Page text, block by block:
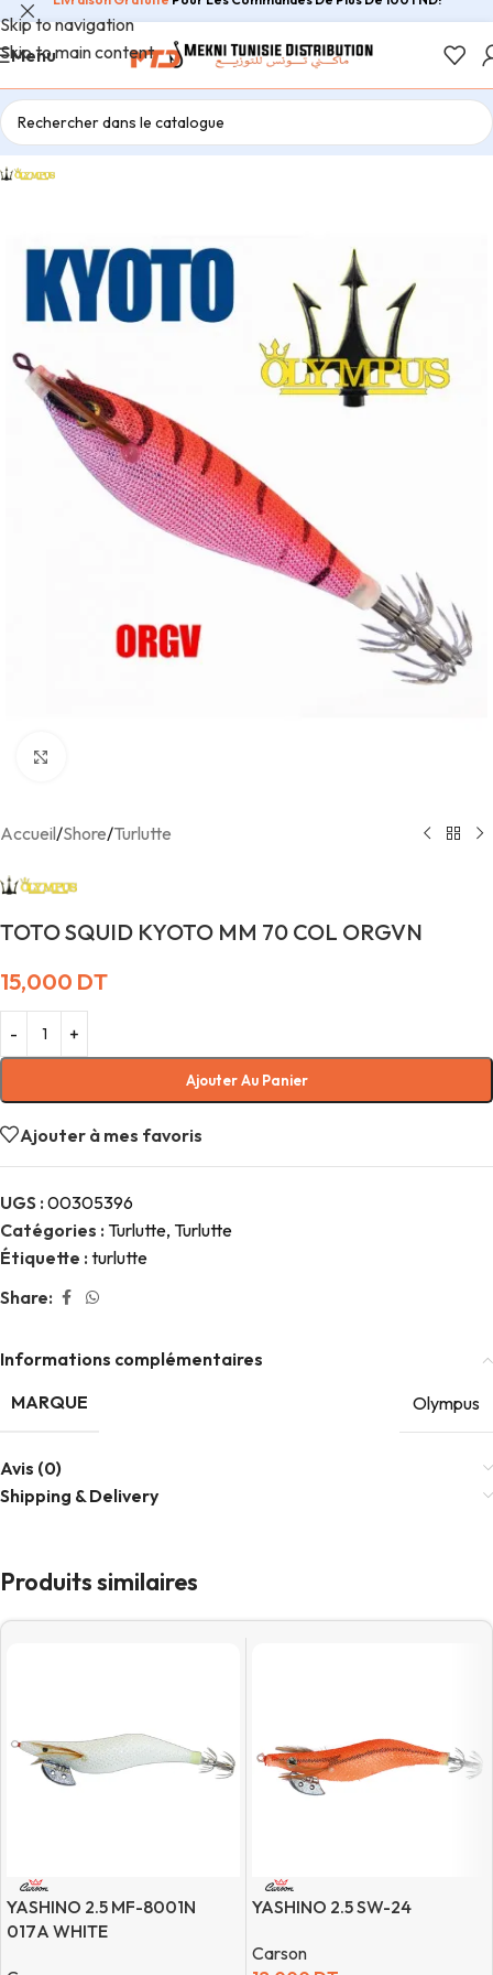
Skip to navigation
Skip to main content
Menu
Accueil/Shore/Turlutte
TOTO SQUID KYOTO MM 70 COL ORGVN
15,000 DT
Ajouter Au Panier
Ajouter à mes favoris
UGS : 00305396
Catégories : Turlutte, Turlutte
Étiquette : turlutte
Share:
Informations complémentaires
MARQUE
Olympus
Avis (0)
Shipping & Delivery
Produits similaires
YASHINO 2.5 MF-8001N
017A WHITE
YASHINO 2.5 SW-24
Carson